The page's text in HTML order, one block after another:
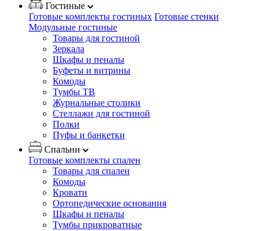
Гостиные
Готовые комплекты гостиных Готовые стенки
Модульные гостиные
Товары для гостиной
Зеркала
Шкафы и пеналы
Буфеты и витрины
Комоды
Тумбы ТВ
Журнальные столики
Стеллажи для гостиной
Полки
Пуфы и банкетки
Спальни
Готовые комплекты спален
Товары для спален
Комоды
Кровати
Ортопедические основания
Шкафы и пеналы
Тумбы прикроватные